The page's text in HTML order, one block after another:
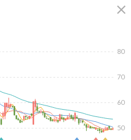
close
50
60
70
80